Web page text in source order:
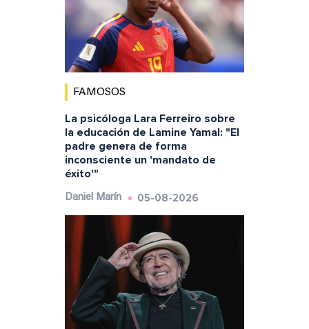
FAMOSOS
La psicóloga Lara Ferreiro sobre
la educación de Lamine Yamal: "El
padre genera de forma
inconsciente un 'mandato de
éxito'"
Daniel Marín 05-08-2026